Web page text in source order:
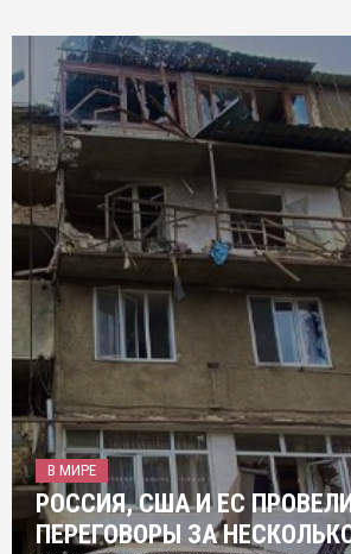
В МИРЕ
РОССИЯ, США И ЕС
ПЕРЕГОВОРЫ ЗА